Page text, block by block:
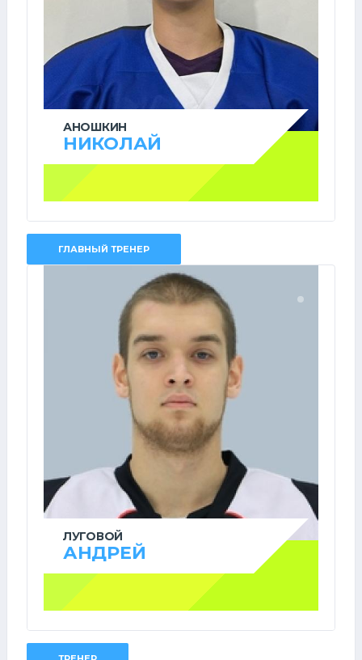
АНОШКИН
НИКОЛАЙ
ГЛАВНЫЙ ТРЕНЕР
ЛУГОВОЙ
АНДРЕЙ